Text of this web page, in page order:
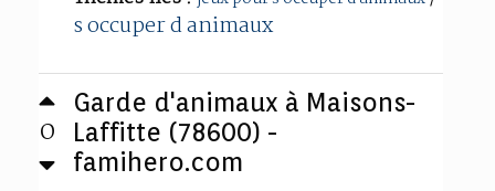
s occuper d animaux
0
Garde d'animaux à Maisons-
Laffitte (78600) -
famihero.com